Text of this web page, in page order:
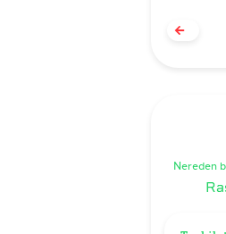
Nereden